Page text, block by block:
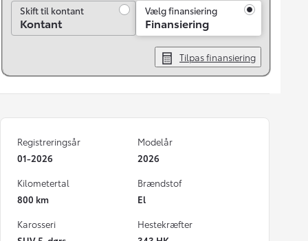
Skift til kontant
Skift til kontant
Kontant
Vælg finansiering
Finansiering
Tilpas finansiering
Registreringsår
01-2026
Modelår
2026
Kilometertal
800 km
Brændstof
El
Karosseri
Hestekræfter